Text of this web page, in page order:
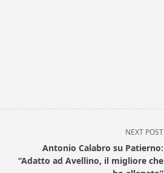
NEXT POST
Antonio Calabro su Patierno:
“Adatto ad Avellino, il migliore che